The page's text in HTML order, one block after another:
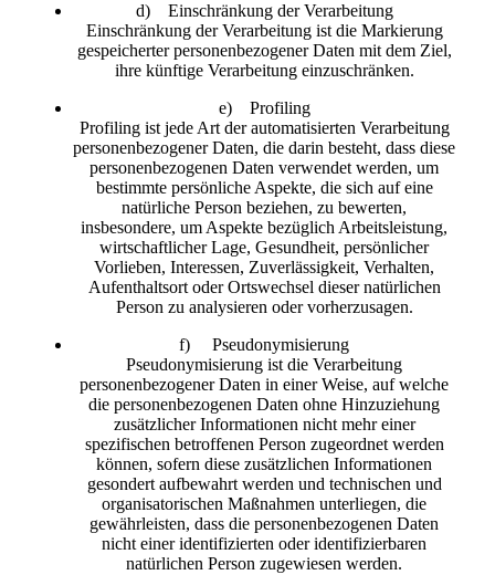
d) Einschränkung der Verarbeitung
Einschränkung der Verarbeitung ist die Markierung
gespeicherter personenbezogener Daten mit dem Ziel,
ihre künftige Verarbeitung einzuschränken.
e) Profiling
Profiling ist jede Art der automatisierten Verarbeitung
personenbezogener Daten, die darin besteht, dass diese
personenbezogenen Daten verwendet werden, um
bestimmte persönliche Aspekte, die sich auf eine
natürliche Person beziehen, zu bewerten,
insbesondere, um Aspekte bezüglich Arbeitsleistung,
wirtschaftlicher Lage, Gesundheit, persönlicher
Vorlieben, Interessen, Zuverlässigkeit, Verhalten,
Aufenthaltsort oder Ortswechsel dieser natürlichen
Person zu analysieren oder vorherzusagen.
f) Pseudonymisierung
Pseudonymisierung ist die Verarbeitung
personenbezogener Daten in einer Weise, auf welche
die personenbezogenen Daten ohne Hinzuziehung
zusätzlicher Informationen nicht mehr einer
spezifischen betroffenen Person zugeordnet werden
können, sofern diese zusätzlichen Informationen
gesondert aufbewahrt werden und technischen und
organisatorischen Maßnahmen unterliegen, die
gewährleisten, dass die personenbezogenen Daten
nicht einer identifizierten oder identifizierbaren
natürlichen Person zugewiesen werden.